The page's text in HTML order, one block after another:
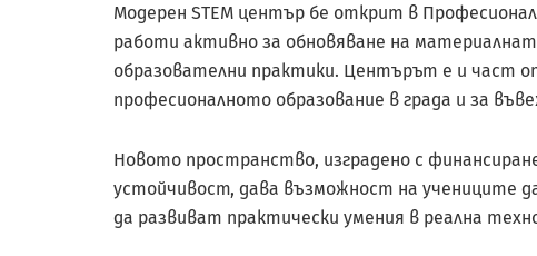
Модерен STEM център бе открит в
работи активно за обновяване на
образователни практики. Центърът е и част
професионалното образование в града и за
Новото пространство, изградено с
устойчивост, дава възможност на учениците
да развиват практически умения в реална